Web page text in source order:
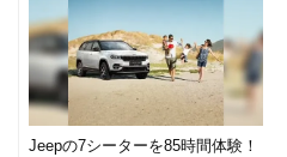
Jeepの7シーターを85時間体験！